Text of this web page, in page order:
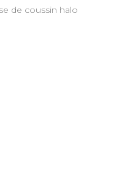
de coussin halo